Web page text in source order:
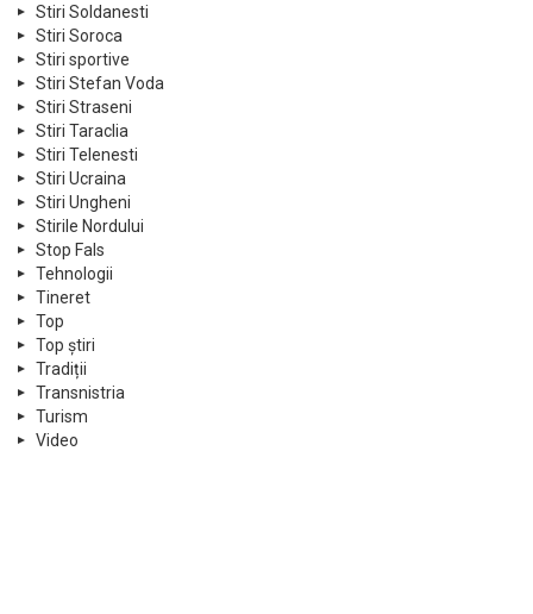
Stiri Soldanesti
Stiri Soroca
Stiri sportive
Stiri Stefan Voda
Stiri Straseni
Stiri Taraclia
Stiri Telenesti
Stiri Ucraina
Stiri Ungheni
Stirile Nordului
Stop Fals
Tehnologii
Tineret
Top
Top știri
Tradiții
Transnistria
Turism
Video